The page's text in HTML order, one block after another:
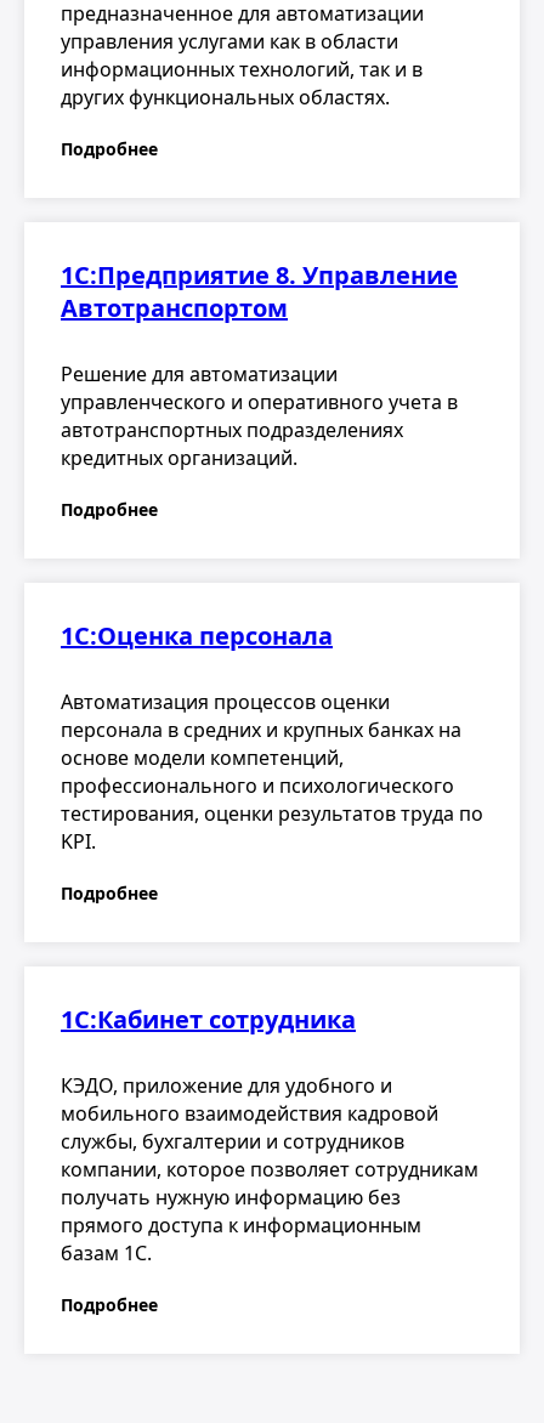
предназначенное для автоматизации
управления услугами как в области
информационных технологий, так и в
других функциональных областях.
Подробнее
1С:Предприятие 8. Управление
Автотранспортом
Решение для автоматизации
управленческого и оперативного учета в
автотранспортных подразделениях
кредитных организаций.
Подробнее
1С:Оценка персонала
Автоматизация процессов оценки
персонала в средних и крупных банках на
основе модели компетенций,
профессионального и психологического
тестирования, оценки результатов труда по
KPI.
Подробнее
1С:Кабинет сотрудника
КЭДО, приложение для удобного и
мобильного взаимодействия кадровой
службы, бухгалтерии и сотрудников
компании, которое позволяет сотрудникам
получать нужную информацию без
прямого доступа к информационным
базам 1С.
Подробнее